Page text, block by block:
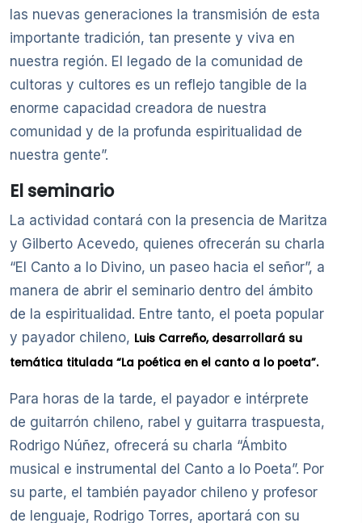
las nuevas generaciones la transmisión de esta
importante tradición, tan presente y viva en
nuestra región. El legado de la comunidad de
cultoras y cultores es un reflejo tangible de la
enorme capacidad creadora de nuestra
comunidad y de la profunda espiritualidad de
nuestra gente”.
El seminario
La actividad contará con la presencia de Maritza
y Gilberto Acevedo, quienes ofrecerán su charla
“El Canto a lo Divino, un paseo hacia el señor”, a
manera de abrir el seminario dentro del ámbito
de la espiritualidad. Entre tanto, el poeta popular
y payador chileno, Luis Carreño, desarrollará su
temática titulada “La poética en el canto a lo poeta”.
Para horas de la tarde, el payador e intérprete
de guitarrón chileno, rabel y guitarra traspuesta,
Rodrigo Núñez, ofrecerá su charla “Ámbito
musical e instrumental del Canto a lo Poeta”. Por
su parte, el también payador chileno y profesor
de lenguaje, Rodrigo Torres, aportará con su